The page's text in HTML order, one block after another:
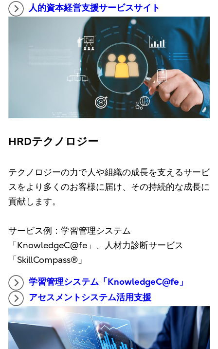
人的資本経営支援サービスサイト
HRDテクノロジー
テクノロジーの力で人や組織の成長を支えるサービ
スをより多くのお客様に届け、その持続的な成長に
貢献します。
サービス例：学習管理システム
「KnowledgeC@fe」、人材力診断サービス
「SkillCompass®」
学習管理システム「KnowledgeC@fe」
アセスメントシステム活用支援